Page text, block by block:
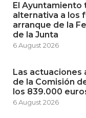
El Ayuntamiento
alternativa a los
arranque de la
de la Junta
6 August 2026
Las actuaciones
de la Comisión
los 839.000
6 August 2026